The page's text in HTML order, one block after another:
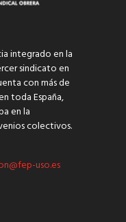
integrado en la
sindicato en
con más de
toda España,
en la
colectivos.
uso.es